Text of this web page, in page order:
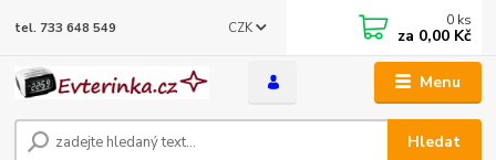
Menu
CZK
Hledat
tel. 733 648 549 0 ks
za 0,00 Kč